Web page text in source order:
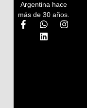
Argentina hace
más de 30 años.